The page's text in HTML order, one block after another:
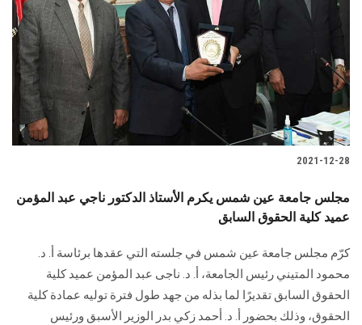
الطلاب
هيئة التدريس
الدراسات العليا
الزائـرون
سجل الان
2021-12-28
مجلس جامعة عين شمس يكرم الأستاذ الدكتور ناجي عبد المؤمن
عميد كلية الحقوق السابق
كرّم مجلس جامعة عين شمس في جلسته التي عقدها برئاسة أ. د.
محمود المتيني رئيس الجامعة، أ. د. ناجى عبد المؤمن عميد كلية
الحقوق السابق تقديرًا لما بذله من جهد طول فترة توليه عمادة كلية
الحقوق، وذلك بحضور أ. د. أحمد زكي بدر الوزير الأسبق ورئيس